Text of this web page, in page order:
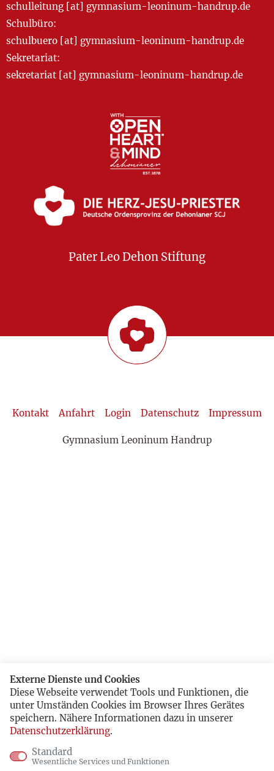
schulleitung [at] gymnasium-leoninum-handrup.de
Schulbüro:
schulbuero [at] gymnasium-leoninum-handrup.de
Sekretariat:
sekretariat [at] gymnasium-leoninum-handrup.de
Pater Leo Dehon Stiftung
Kontakt Anfahrt Login Datenschutz Impressum
Gymnasium Leoninum Handrup
Externe Dienste und Cookies
Diese Webseite verwendet Tools und Funktionen, die
unter Umständen Cookies im Browser Ihres Gerätes
speichern. Nähere Informationen dazu in unserer
Datenschutzerklärung.
Standard
Wesentliche Services und Funktionen